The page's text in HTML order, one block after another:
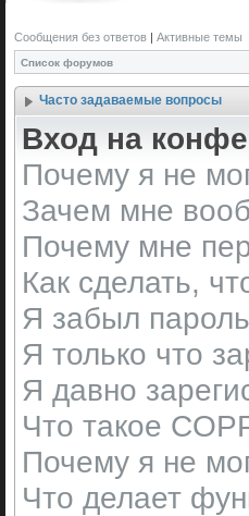
Сообщения без ответов | Активные темы
Список форумов
Часто задаваемые вопросы
Вход на
Почему я не
Зачем мне
Почему мне
Как сделать,
Я забыл
Я только что
Я давно
Что такое
Почему я не
Что делает